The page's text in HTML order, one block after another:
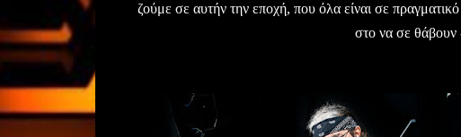
ζούμε σε αυτήν την εποχή, που όλα είναι σε
στο να σε θάβουν